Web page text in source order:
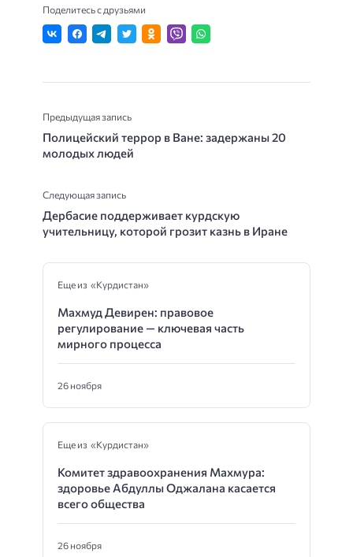
Поделитесь с друзьями
Предыдущая запись
Полицейский террор в Ване: задержаны 20
молодых людей
Следующая запись
Дербасие поддерживает курдскую
учительницу, которой грозит казнь в Иране
Еще из «Курдистан»
Махмуд Девирен: правовое
регулирование — ключевая часть
мирного процесса
26 ноября
Еще из «Курдистан»
Комитет здравоохранения Махмура:
здоровье Абдуллы Оджалана касается
всего общества
26 ноября